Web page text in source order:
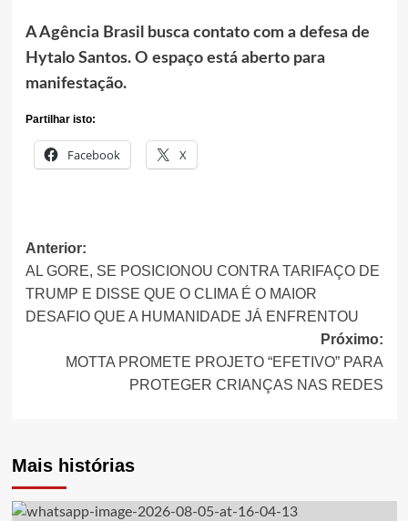
A Agência Brasil busca contato com a defesa de
Hytalo Santos. O espaço está aberto para
manifestação.
Partilhar isto:
Facebook X
Navegação
de
artigos
Anterior:
AL GORE, SE POSICIONOU CONTRA TARIFAÇO DE
TRUMP E DISSE QUE O CLIMA É O MAIOR
DESAFIO QUE A HUMANIDADE JÁ ENFRENTOU
Próximo:
MOTTA PROMETE PROJETO “EFETIVO” PARA
PROTEGER CRIANÇAS NAS REDES
Mais histórias